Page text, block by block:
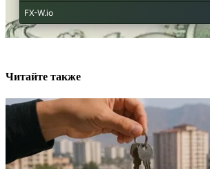
Читайте также